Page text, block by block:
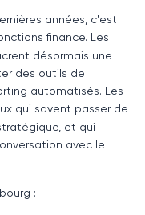
années, c'est
finance. Les
désormais une
des outils de
automatisés. Les
qui savent passer de
et qui
avec le
: